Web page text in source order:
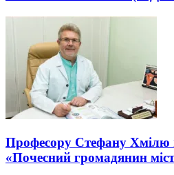
Професору Стефану Хмілю
«Почесний громадянин